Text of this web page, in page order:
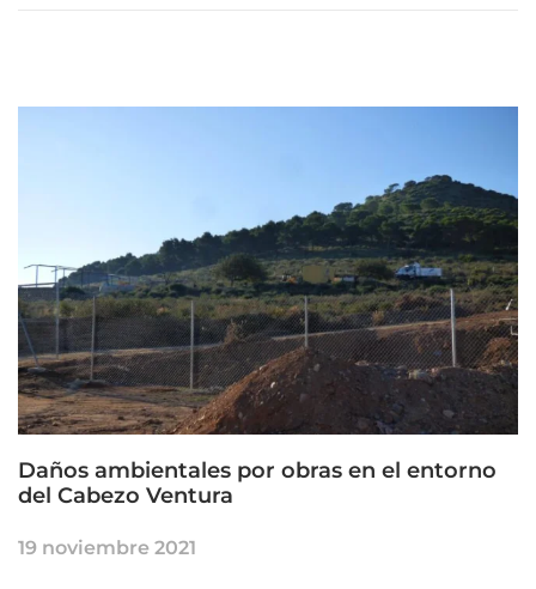
Daños ambientales por obras en el entorno
del Cabezo Ventura
19 noviembre 2021